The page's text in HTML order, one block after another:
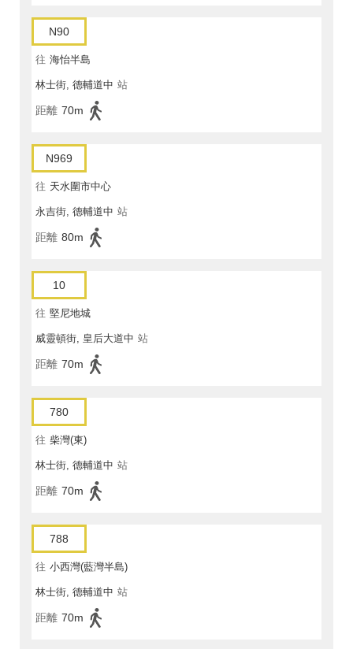
N90
往 海怡半島
林士街, 德輔道中 站
距離 70m
N969
往 天水圍市中心
永吉街, 德輔道中 站
距離 80m
10
往 堅尼地城
威靈頓街, 皇后大道中 站
距離 70m
780
往 柴灣(東)
林士街, 德輔道中 站
距離 70m
788
往 小西灣(藍灣半島)
林士街, 德輔道中 站
距離 70m